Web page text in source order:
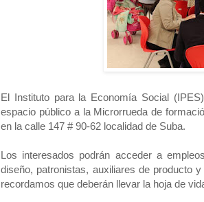
El Instituto para la Economía Social
espacio público a la Microrrueda de
en la calle 147 # 90-62 localidad de Suba.
Los interesados podrán acceder a
diseño, patronistas, auxiliares de producto
recordamos que deberán llevar la hoja de